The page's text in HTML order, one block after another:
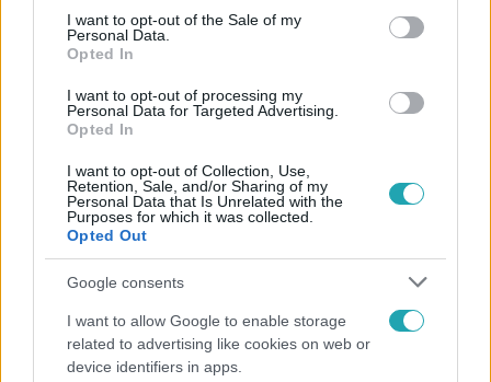
consent section.
I want to opt-out of the Sale of my
Personal Data.
Opted In
I want to opt-out of processing my
Personal Data for Targeted Advertising.
Opted In
I want to opt-out of Collection, Use,
Retention, Sale, and/or Sharing of my
Personal Data that Is Unrelated with the
Purposes for which it was collected.
Opted Out
Google consents
I want to allow Google to enable storage
related to advertising like cookies on web or
device identifiers in apps.
2024. május 22. 10:57
RMDSZ-elnök: az erdélyi magyarság 2024-ben
arról dönt, tudja-e folytatni az elkezdett
„útépítést” Európában
Kelemen Hunor arra kérte Hunyad megye magyar
lakosait, vegyenek részt az EP- választáson és
szavazzanak az RMDSZ jelöltjeire.